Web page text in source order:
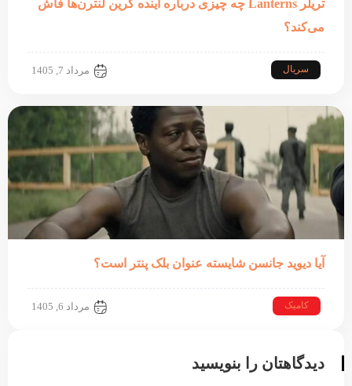
تریلر Lanterns چه چیزی درباره آینده گرین لنترن‌ها فاش
می‌کند؟
سریال مرداد 7, 1405
آیا دیوید جانسن شایسته عنوان بلک پنتر است؟
کامیک مرداد 6, 1405
دیدگاهتان را بنویسید